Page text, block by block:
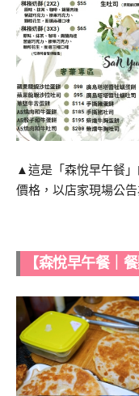
▲這是「森悅早午餐
價格，以店家現場公告
【森悅早午餐｜